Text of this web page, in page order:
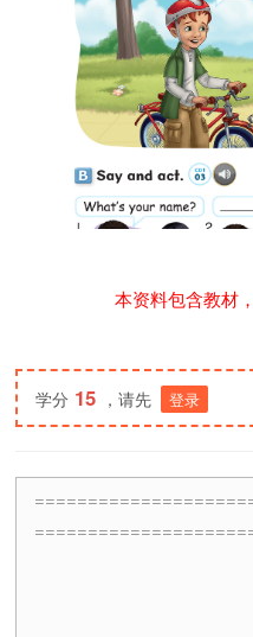
本资料包含教材
学分 15 ，请先 登录